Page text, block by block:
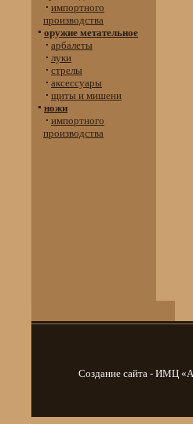
импортного
производства
оружие метательное
арбалеты
луки
стрелы
аксессуары
щиты и мишени
ножи
импортного
производства
Создание сайта - ИМЦ